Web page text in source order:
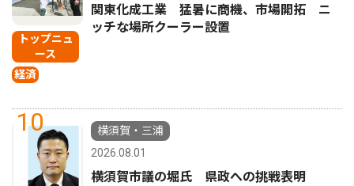
トップニュ
ース
経済
関東化成工業 猛暑に商機、市場開拓 ニ
ッチな場所クーラー設置
10
横須賀・三浦
2026.08.01
横須賀市議の堀氏 県政への挑戦表明